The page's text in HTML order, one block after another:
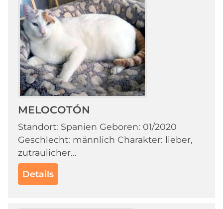
MELOCOTÓN
Standort: Spanien Geboren: 01/2020
Geschlecht: männlich Charakter: lieber,
zutraulicher...
Details